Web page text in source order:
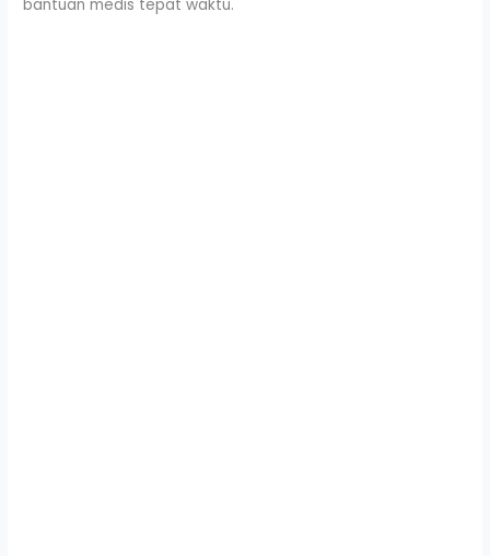
bantuan medis tepat waktu.